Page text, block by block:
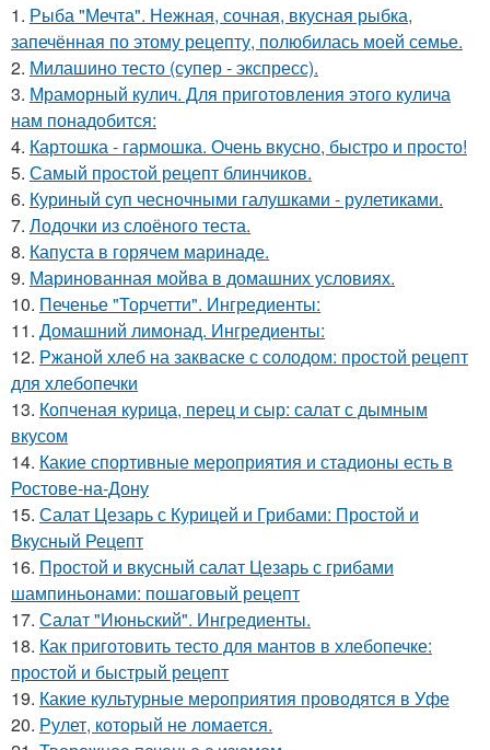
1. Рыба "Мечта". Нежная, сочная, вкусная рыбка,
запечённая по этому рецепту, полюбилась моей семье.
2. Милашино тесто (супер - экспресс).
3. Мраморный кулич. Для приготовления этого кулича
нам понадобится:
4. Картошка - гармошка. Очень вкусно, быстро и просто!
5. Самый простой рецепт блинчиков.
6. Куриный суп чесночными галушками - рулетиками.
7. Лодочки из слоёного теста.
8. Капуста в горячем маринаде.
9. Маринованная мойва в домашних условиях.
10. Печенье "Торчетти". Ингредиенты:
11. Домашний лимонад. Ингредиенты:
12. Ржаной хлеб на закваске с солодом: простой рецепт
для хлебопечки
13. Копченая курица, перец и сыр: салат с дымным
вкусом
14. Какие спортивные мероприятия и стадионы есть в
Ростове-на-Дону
15. Салат Цезарь с Курицей и Грибами: Простой и
Вкусный Рецепт
16. Простой и вкусный салат Цезарь с грибами
шампиньонами: пошаговый рецепт
17. Салат "Июньский". Ингредиенты.
18. Как приготовить тесто для мантов в хлебопечке:
простой и быстрый рецепт
19. Какие культурные мероприятия проводятся в Уфе
20. Рулет, который не ломается.